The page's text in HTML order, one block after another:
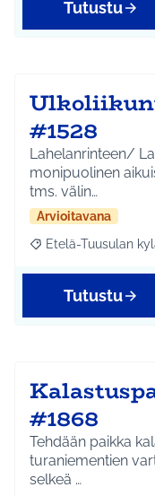
Tutustu
#1528
Lahelanrinteen/
monipuolinen
tms. välin…
Arvioitavana
Rajaa tulokset
Etelä-Tuusulan
Tutustu
#1868
Tehdään paikka
turaniementien varteen. Kalastajille
selkeä …